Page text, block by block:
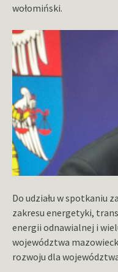
wołomiński.
Do udziału w spotkaniu
zakresu energetyki,
energii odnawialnej i
województwa
rozwoju dla